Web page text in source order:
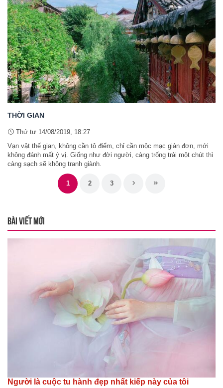
THỜI GIAN
Thứ tư 14/08/2019, 18:27
Vạn vật thế gian, không cần tô điểm, chỉ cần mộc mạc giản đơn, mới
không đánh mất ý vị. Giống như đời người, càng trống trải một chút thì
càng sạch sẽ không tranh giành.
1 2 3
BÀI VIẾT MỚI
Người là cuộc tu hành đẹp nhất kiếp này của tôi